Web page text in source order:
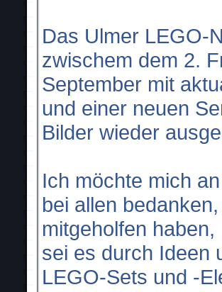
Das Ulmer LEGO-
zwischem dem 2.
September mit
und einer neuen
Bilder wieder
Ich möchte mich
bei allen
mitgeholfen haben,
sei es durch Ideen
LEGO-Sets und -